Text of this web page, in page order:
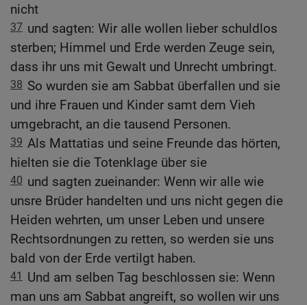
nicht
37 und sagten: Wir alle wollen lieber schuldlos
sterben; Himmel und Erde werden Zeuge sein,
dass ihr uns mit Gewalt und Unrecht umbringt.
38 So wurden sie am Sabbat überfallen und sie
und ihre Frauen und Kinder samt dem Vieh
umgebracht, an die tausend Personen.
39 Als Mattatias und seine Freunde das hörten,
hielten sie die Totenklage über sie
40 und sagten zueinander: Wenn wir alle wie
unsre Brüder handelten und uns nicht gegen die
Heiden wehrten, um unser Leben und unsere
Rechtsordnungen zu retten, so werden sie uns
bald von der Erde vertilgt haben.
41 Und am selben Tag beschlossen sie: Wenn
man uns am Sabbat angreift, so wollen wir uns